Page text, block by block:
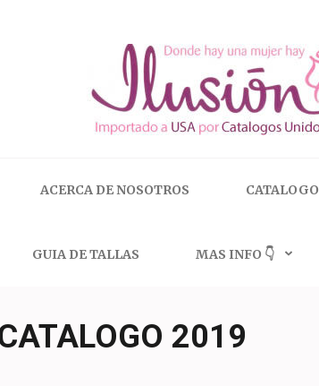
ACERCA DE NOSOTROS CATALOGO
GUIA DE TALLAS MAS INFO 👇
2019